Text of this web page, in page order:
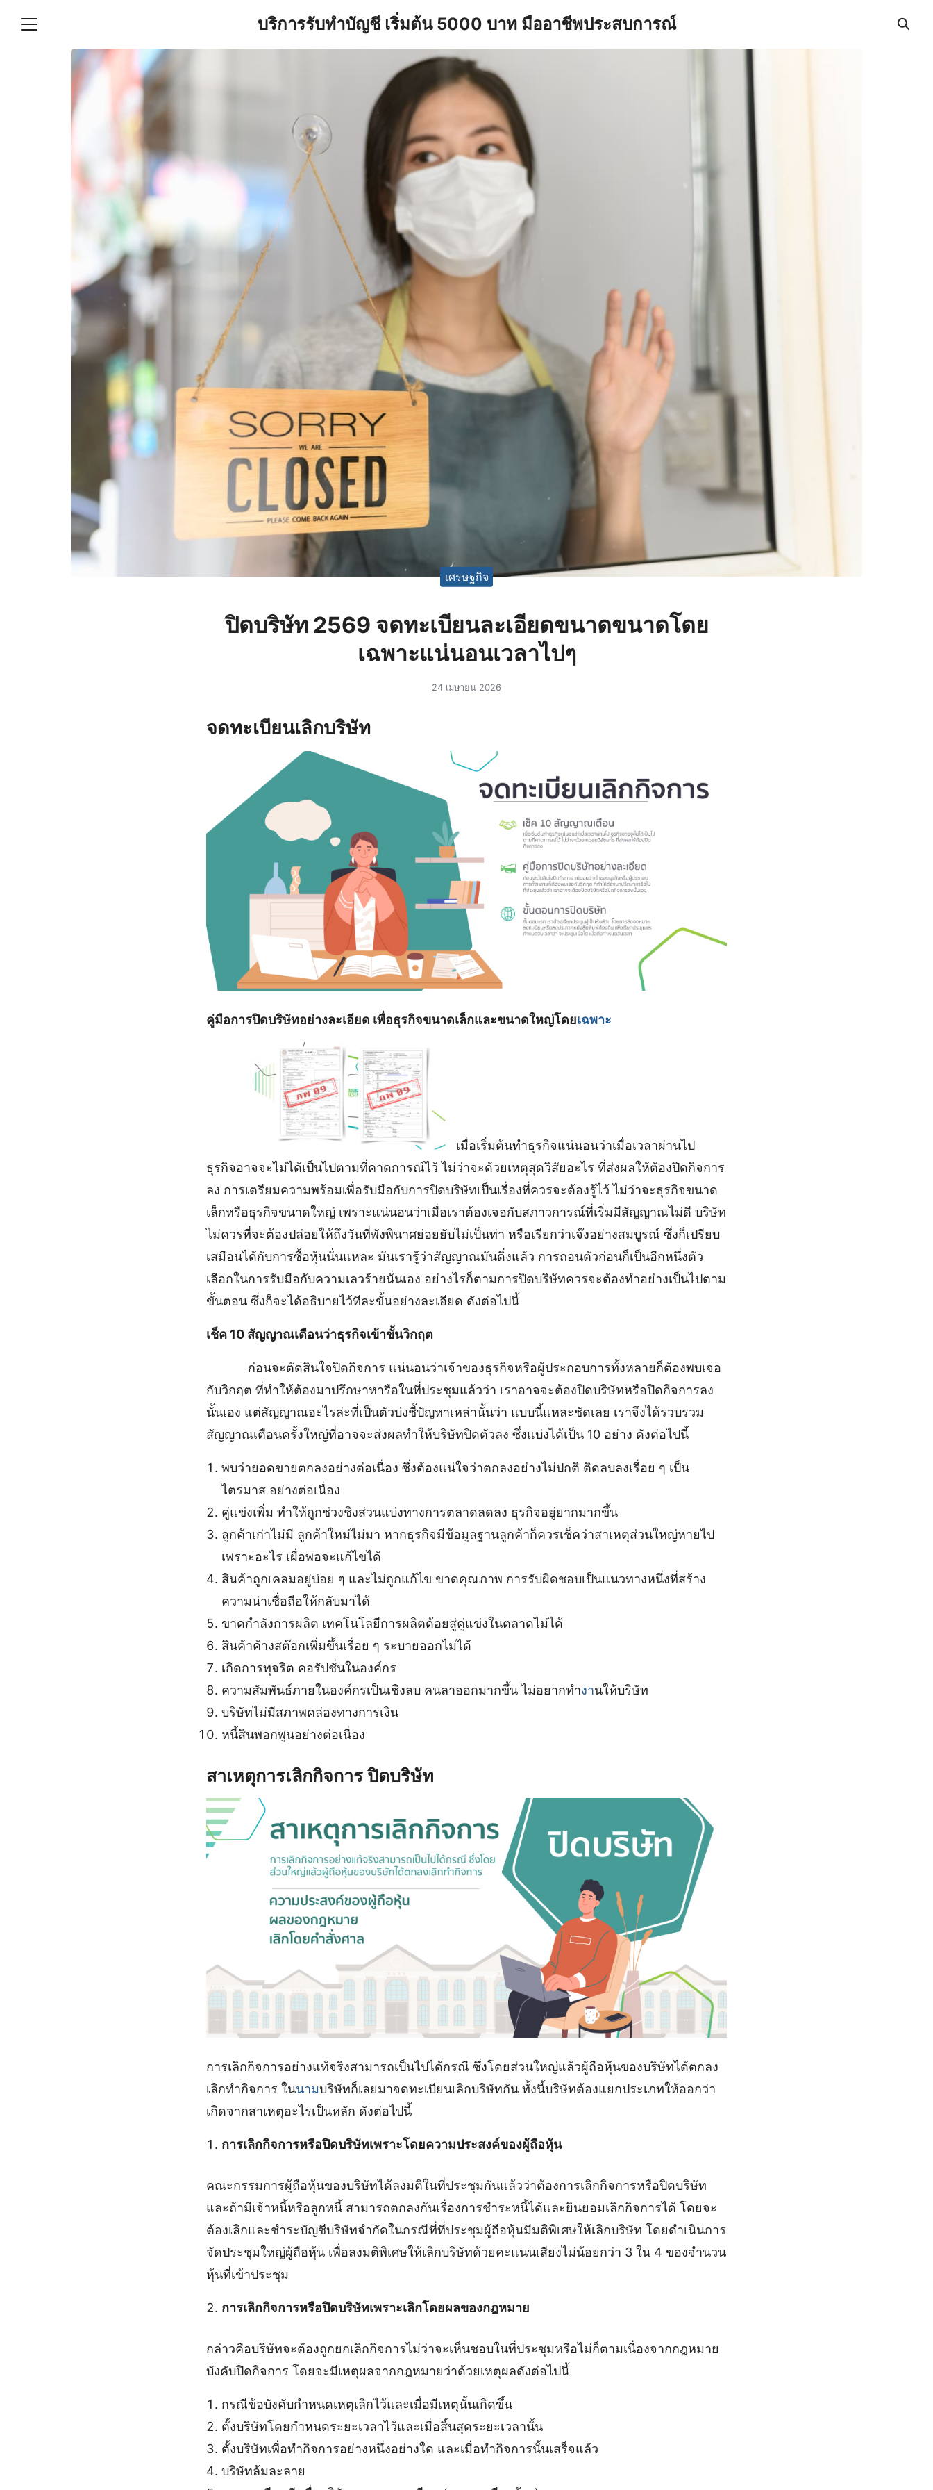
บริการรับทำบัญชี เริ่มต้น 5000 บาท มืออาชีพประสบการณ์
ญชีและภาษีครบวงจร |
เศรษฐกิจ
ปิดบริษัท 2569 จดทะเบียนละเอียดขนาดขนาดโดย
เฉพาะแน่นอนเวลาไปๆ
24 เมษายน 2026
จดทะเบียนเลิกบริษัท
คู่มือการปิดบริษัทอย่างละเอียด เพื่อธุรกิจขนาดเล็กและขนาดใหญ่โดยเฉพาะ
เมื่อเริ่มต้นทำธุรกิจแน่นอนว่าเมื่อเวลาผ่านไป
ธุรกิจอาจจะไม่ได้เป็นไปตามที่คาดการณ์ไว้ ไม่ว่าจะด้วยเหตุสุดวิสัยอะไร ที่ส่งผลให้ต้องปิดกิจการ
ลง การเตรียมความพร้อมเพื่อรับมือกับการปิดบริษัทเป็นเรื่องที่ควรจะต้องรู้ไว้ ไม่ว่าจะธุรกิจขนาด
เล็กหรือธุรกิจขนาดใหญ่ เพราะแน่นอนว่าเมื่อเราต้องเจอกับสภาวการณ์ที่เริ่มมีสัญญาณไม่ดี บริษัท
ไม่ควรที่จะต้องปล่อยให้ถึงวันที่พังพินาศย่อยยับไม่เป็นท่า หรือเรียกว่าเจ๊งอย่างสมบูรณ์ ซึ่งก็เปรียบ
เสมือนได้กับการซื้อหุ้นนั่นแหละ มันเรารู้ว่าสัญญาณมันดิ่งแล้ว การถอนตัวก่อนก็เป็นอีกหนึ่งตัว
เลือกในการรับมือกับความเลวร้ายนั่นเอง อย่างไรก็ตามการปิดบริษัทควรจะต้องทำอย่างเป็นไปตาม
ขั้นตอน ซึ่งก็จะได้อธิบายไว้ทีละขั้นอย่างละเอียด ดังต่อไปนี้
เช็ค 10 สัญญาณเตือนว่าธุรกิจเข้าขั้นวิกฤต
ก่อนจะตัดสินใจปิดกิจการ แน่นอนว่าเจ้าของธุรกิจหรือผู้ประกอบการทั้งหลายก็ต้องพบเจอ
กับวิกฤต ที่ทำให้ต้องมาปรึกษาหารือในที่ประชุมแล้วว่า เราอาจจะต้องปิดบริษัทหรือปิดกิจการลง
นั้นเอง แต่สัญญาณอะไรล่ะที่เป็นตัวบ่งชี้ปัญหาเหล่านั้นว่า แบบนี้แหละชัดเลย เราจึงได้รวบรวม
สัญญาณเตือนครั้งใหญ่ที่อาจจะส่งผลทำให้บริษัทปิดตัวลง ซึ่งแบ่งได้เป็น 10 อย่าง ดังต่อไปนี้
พบว่ายอดขายตกลงอย่างต่อเนื่อง ซึ่งต้องแน่ใจว่าตกลงอย่างไม่ปกติ ติดลบลงเรื่อย ๆ เป็น
ไตรมาส อย่างต่อเนื่อง
คู่แข่งเพิ่ม ทำให้ถูกช่วงชิงส่วนแบ่งทางการตลาดลดลง ธุรกิจอยู่ยากมากขึ้น
ลูกค้าเก่าไม่มี ลูกค้าใหม่ไม่มา หากธุรกิจมีข้อมูลฐานลูกค้าก็ควรเช็คว่าสาเหตุส่วนใหญ่หายไป
เพราะอะไร เผื่อพอจะแก้ไขได้
สินค้าถูกเคลมอยู่บ่อย ๆ และไม่ถูกแก้ไข ขาดคุณภาพ การรับผิดชอบเป็นแนวทางหนึ่งที่สร้าง
ความน่าเชื่อถือให้กลับมาได้
ขาดกำลังการผลิต เทคโนโลยีการผลิตด้อยสู่คู่แข่งในตลาดไม่ได้
สินค้าค้างสต๊อกเพิ่มขึ้นเรื่อย ๆ ระบายออกไม่ได้
เกิดการทุจริต คอรัปชั่นในองค์กร
ความสัมพันธ์ภายในองค์กรเป็นเชิงลบ คนลาออกมากขึ้น ไม่อยากทำงานให้บริษัท
บริษัทไม่มีสภาพคล่องทางการเงิน
หนี้สินพอกพูนอย่างต่อเนื่อง
สาเหตุการเลิกกิจการ ปิดบริษัท
การเลิกกิจการอย่างแท้จริงสามารถเป็นไปได้กรณี ซึ่งโดยส่วนใหญ่แล้วผู้ถือหุ้นของบริษัทได้ตกลง
เลิกทำกิจการ ในนามบริษัทก็เลยมาจดทะเบียนเลิกบริษัทกัน ทั้งนี้บริษัทต้องแยกประเภทให้ออกว่า
เกิดจากสาเหตุอะไรเป็นหลัก ดังต่อไปนี้
การเลิกกิจการหรือปิดบริษัทเพราะโดยความประสงค์ของผู้ถือหุ้น
คณะกรรมการผู้ถือหุ้นของบริษัทได้ลงมติในที่ประชุมกันแล้วว่าต้องการเลิกกิจการหรือปิดบริษัท
และถ้ามีเจ้าหนี้หรือลูกหนี้ สามารถตกลงกันเรื่องการชำระหนี้ได้และยินยอมเลิกกิจการได้ โดยจะ
ต้องเลิกและชำระบัญชีบริษัทจำกัดในกรณีที่ที่ประชุมผู้ถือหุ้นมีมติพิเศษให้เลิกบริษัท โดยดำเนินการ
จัดประชุมใหญ่ผู้ถือหุ้น เพื่อลงมติพิเศษให้เลิกบริษัทด้วยคะแนนเสียงไม่น้อยกว่า 3 ใน 4 ของจำนวน
หุ้นที่เข้าประชุม
การเลิกกิจการหรือปิดบริษัทเพราะเลิกโดยผลของกฎหมาย
กล่าวคือบริษัทจะต้องถูกยกเลิกกิจการไม่ว่าจะเห็นชอบในที่ประชุมหรือไม่ก็ตามเนื่องจากกฎหมาย
บังคับปิดกิจการ โดยจะมีเหตุผลจากกฎหมายว่าด้วยเหตุผลดังต่อไปนี้
กรณีข้อบังคับกำหนดเหตุเลิกไว้และเมื่อมีเหตุนั้นเกิดขึ้น
ตั้งบริษัทโดยกำหนดระยะเวลาไว้และเมื่อสิ้นสุดระยะเวลานั้น
ตั้งบริษัทเพื่อทำกิจการอย่างหนึ่งอย่างใด และเมื่อทำกิจการนั้นเสร็จแล้ว
บริษัทล้มละลาย